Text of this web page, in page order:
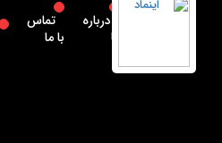
درباره
ما
تماس
با ما